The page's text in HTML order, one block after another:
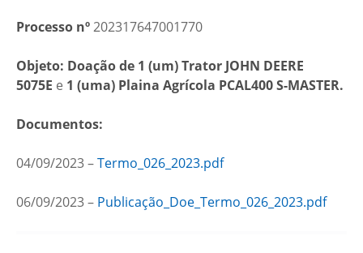
Processo nº202317647001770
Objeto: Doação de 1 (um) Trator JOHN DEERE
5075E e 1 (uma) Plaina Agrícola PCAL400 S-MASTER.
Documentos:
04/09/2023 –Termo_026_2023.pdf
06/09/2023 – Publicação_Doe_Termo_026_2023.pdf